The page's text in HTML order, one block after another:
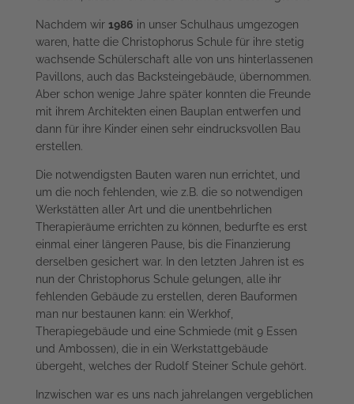
Nachdem wir 1986 in unser Schulhaus umgezogen
waren, hatte die Christophorus Schule für ihre stetig
wachsende Schülerschaft alle von uns hinterlassenen
Pavillons, auch das Backsteingebäude, übernommen.
Aber schon wenige Jahre später konnten die Freunde
mit ihrem Architekten einen Bauplan entwerfen und
dann für ihre Kinder einen sehr eindrucksvollen Bau
erstellen.
Die notwendigsten Bauten waren nun errichtet, und
um die noch fehlenden, wie z.B. die so notwendigen
Werkstätten aller Art und die unentbehrlichen
Therapieräume errichten zu können, bedurfte es erst
einmal einer längeren Pause, bis die Finanzierung
derselben gesichert war. In den letzten Jahren ist es
nun der Christophorus Schule gelungen, alle ihr
fehlenden Gebäude zu erstellen, deren Bauformen
man nur bestaunen kann: ein Werkhof,
Therapiegebäude und eine Schmiede (mit 9 Essen
und Ambossen), die in ein Werkstattgebäude
übergeht, welches der Rudolf Steiner Schule gehört.
Inzwischen war es uns nach jahrelangen vergeblichen